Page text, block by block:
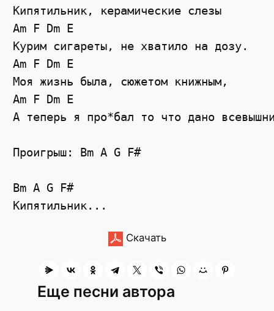
Кипятильник, керамические слезы
Am F Dm E
Курим сигареты, не хватило на дозу.
Am F Dm E
Моя жизнь была, сюжетом книжным,
Am F Dm E
А теперь я про*бал то что дано
Проигрыш: Bm A G F#
Bm A G F#
Скачать
Еще песни автора